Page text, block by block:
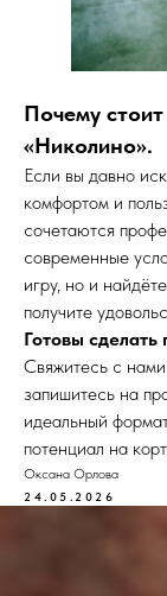
Почему
«Николино».
Если вы давно
комфортом и
сочетаются
современные
игру, но и
получите
Готовы
Свяжитесь с
запишитесь на
идеальный
потенциал на
Оксана Орлова
24.05.2026